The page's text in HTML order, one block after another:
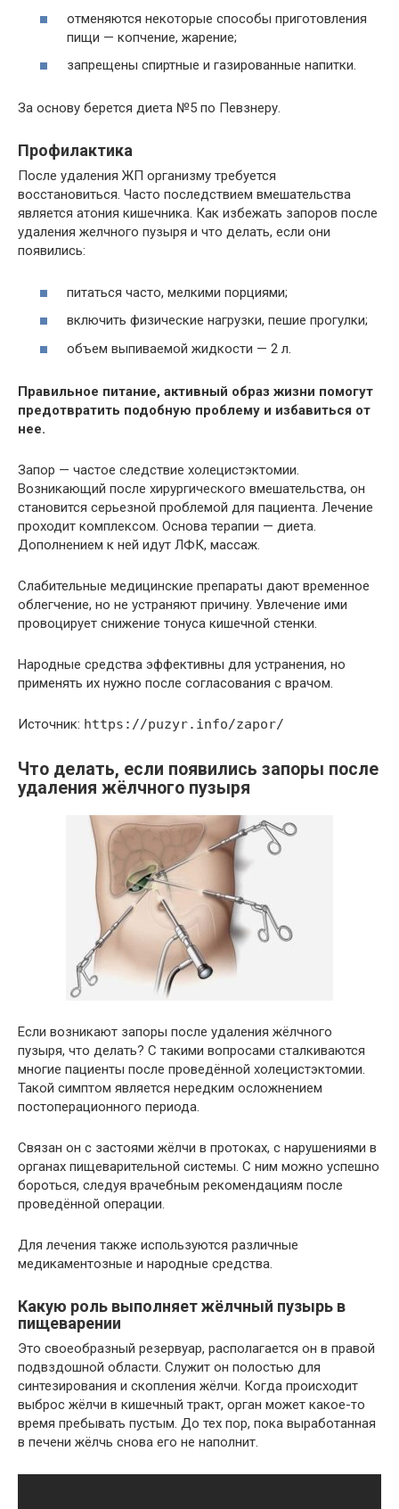
отменяются некоторые способы приготовления
пищи — копчение, жарение;
запрещены спиртные и газированные напитки.
За основу берется диета №5 по Певзнеру.
Профилактика
После удаления ЖП организму требуется
восстановиться. Часто последствием вмешательства
является атония кишечника. Как избежать запоров после
удаления желчного пузыря и что делать, если они
появились:
питаться часто, мелкими порциями;
включить физические нагрузки, пешие прогулки;
объем выпиваемой жидкости — 2 л.
Правильное питание, активный образ жизни помогут
предотвратить подобную проблему и избавиться от
нее.
Запор — частое следствие холецистэктомии.
Возникающий после хирургического вмешательства, он
становится серьезной проблемой для пациента. Лечение
проходит комплексом. Основа терапии — диета.
Дополнением к ней идут ЛФК, массаж.
Слабительные медицинские препараты дают временное
облегчение, но не устраняют причину. Увлечение ими
провоцирует снижение тонуса кишечной стенки.
Народные средства эффективны для устранения, но
применять их нужно после согласования с врачом.
Источник: https://puzyr.info/zapor/
Что делать, если появились запоры после
удаления жёлчного пузыря
Если возникают запоры после удаления жёлчного
пузыря, что делать? С такими вопросами сталкиваются
многие пациенты после проведённой холецистэктомии.
Такой симптом является нередким осложнением
постоперационного периода.
Связан он с застоями жёлчи в протоках, с нарушениями в
органах пищеварительной системы. С ним можно успешно
бороться, следуя врачебным рекомендациям после
проведённой операции.
Для лечения также используются различные
медикаментозные и народные средства.
Какую роль выполняет жёлчный пузырь в
пищеварении
Это своеобразный резервуар, располагается он в правой
подвздошной области. Служит он полостью для
синтезирования и скопления жёлчи. Когда происходит
выброс жёлчи в кишечный тракт, орган может какое-то
время пребывать пустым. До тех пор, пока выработанная
в печени жёлчь снова его не наполнит.